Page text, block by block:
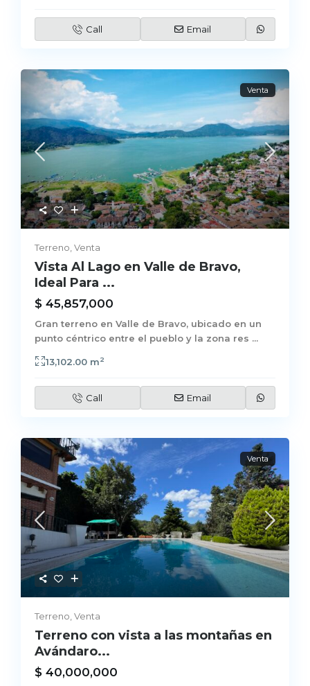
Call Email
Venta
Terreno Venta
Vista Al Lago en Valle de Bravo,
Ideal Para ...
$ 45,857,000
Gran terreno en Valle de Bravo, ubicado en un
punto céntrico entre el pueblo y la zona res ...
13,102.00 m2
Call Email
Venta
Terreno Venta
Terreno con vista a las montañas en
Avándaro...
$ 40,000,000